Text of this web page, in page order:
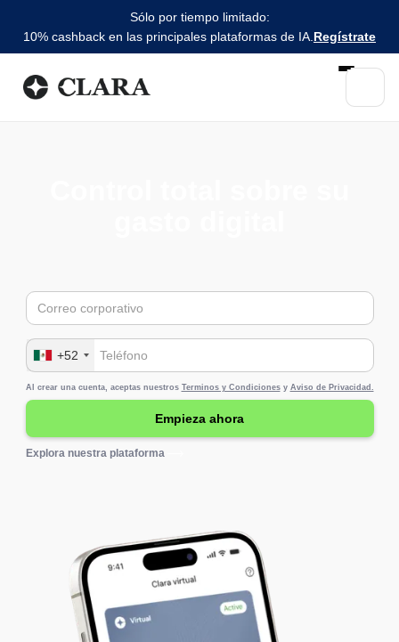
Sólo por tiempo limitado:
10% cashback en las principales plataformas de IA. Regístrate
+52
Al crear una cuenta, aceptas nuestros Terminos y Condicionesy Aviso de Privacidad.
Explora nuestra plataforma